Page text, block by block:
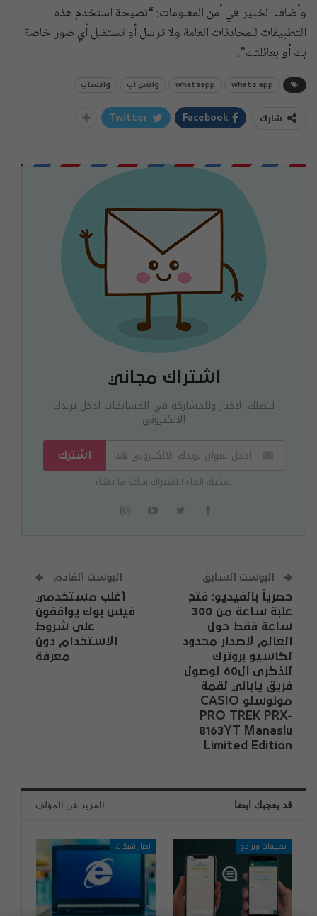
وأضاف الخبير في أمن المعلومات: “نصيحة استخدم هذه
التطبيقات للمحادثات العامة ولا ترسل أو تستقبل أي صور خاصة
بك أو بعائلتك”.
whats app
whatsapp واتس اب واتساب
شارك Facebook
Twitter
اشتراك مجاني
لتصلك الاخبار وللمشاركة في المسابقات ادخل بريدك
الالكتروني
اشترك
يمكنك الغاء الاشتراك ساعة ما تشاء
البوست السابق
حصرياً بالفيديو: فتح
علبة ساعة من 300
ساعة فقط حول
العالم لاصدار محدود
لكاسيو بروترك
للذكرى ال60 لوصول
فريق ياباني لقمة
مونوسلو CASIO
PRO TREK PRX-
8163YT Manaslu
Limited Edition
البوست القادم
أغلب مستخدمي
فيس بوك يوافقون
على شروط
الاستخدام دون
معرفة
قد يعجبك ايضا المزيد عن المؤلف
تطبيقات وبرامج أخبار شبكات